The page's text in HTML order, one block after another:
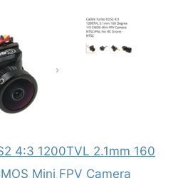
4:3 1200TVL 2.1mm 160
Mini FPV Camera